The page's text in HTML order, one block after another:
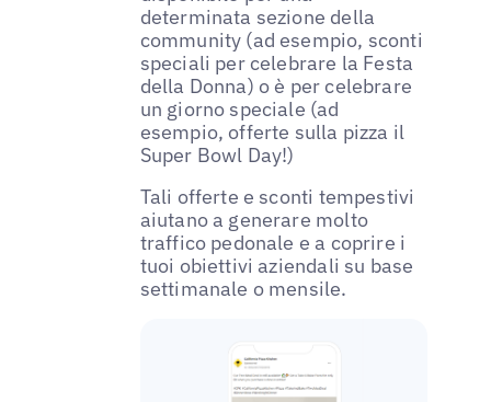
determinata sezione della
community (ad esempio, sconti
speciali per celebrare la Festa
della Donna) o è per celebrare
un giorno speciale (ad
esempio, offerte sulla pizza il
Super Bowl Day!)
Tali offerte e sconti tempestivi
aiutano a generare molto
traffico pedonale e a coprire i
tuoi obiettivi aziendali su base
settimanale o mensile.